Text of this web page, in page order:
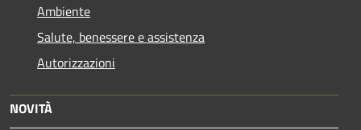
Ambiente
Salute, benessere e assistenza
Autorizzazioni
NOVITÀ